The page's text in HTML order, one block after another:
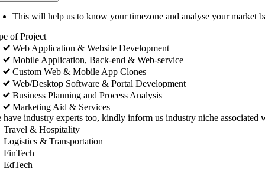
This will help us to know your timezone and analyse your market
of Project
Web Application & Website Development
Mobile Application, Back-end & Web-service
Custom Web & Mobile App Clones
Web/Desktop Software & Portal Development
Business Planning and Process Analysis
Marketing Aid & Services
have industry experts too, kindly inform us industry niche associated
Travel & Hospitality
Logistics & Transportation
FinTech
EdTech